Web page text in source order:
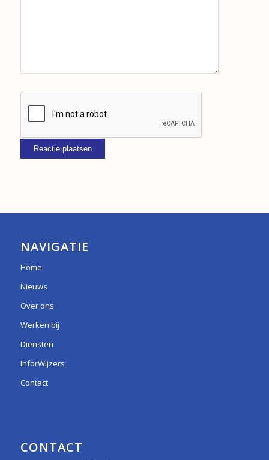
NAVIGATIE
Home
Nieuws
Over ons
Werken bij
Diensten
InforWijzers
Contact
CONTACT